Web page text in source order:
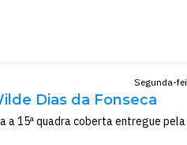
Segunda-
Dias da Fonseca
15ª quadra coberta entregue